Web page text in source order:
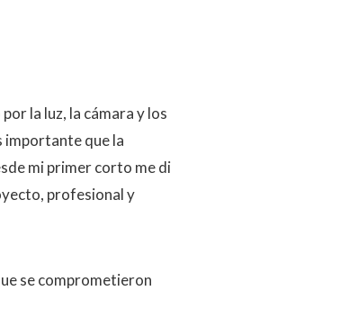
la luz, la cámara y los
importante que la
mi primer corto me di
profesional y
se comprometieron